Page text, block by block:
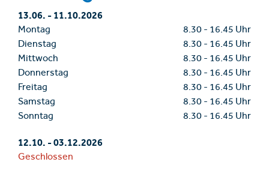
13.06.-11.10.2026
Montag 8.30 - 16.45 Uhr
Dienstag
8.30 - 16.45 Uhr
Mittwoch
8.30 - 16.45 Uhr
Donnerstag
8.30 - 16.45 Uhr
Freitag
8.30 - 16.45 Uhr
Samstag
8.30 - 16.45 Uhr
Sonntag
8.30 - 16.45 Uhr
12.10.-03.12.2026
Geschlossen